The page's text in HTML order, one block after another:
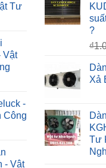
Tư
Vật
-
Công
- Vật
?
₫
Xả
Tư